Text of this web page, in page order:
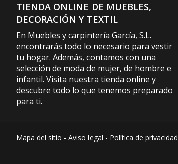
TIENDA ONLINE DE MUEBLES,
DECORACIÓN Y TEXTIL
En Muebles y carpintería García, S.L.
encontrarás todo lo necesario para vestir
tu hogar. Además, contamos con una
selección de moda de mujer, de hombre e
infantil. Visita nuestra tienda online y
descubre todo lo que tenemos preparado
para ti.
Mapa del sitio - Aviso legal - Política de privacidad